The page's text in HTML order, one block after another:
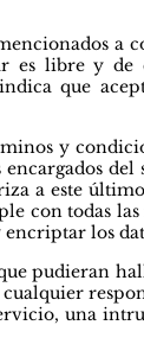
es libre y de
que
y
del
a este
con todas
los
pudieran
una